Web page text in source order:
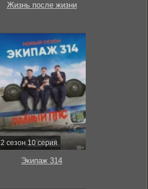
Жизнь после жизни
2 сезон 10 серия
Экипаж 314